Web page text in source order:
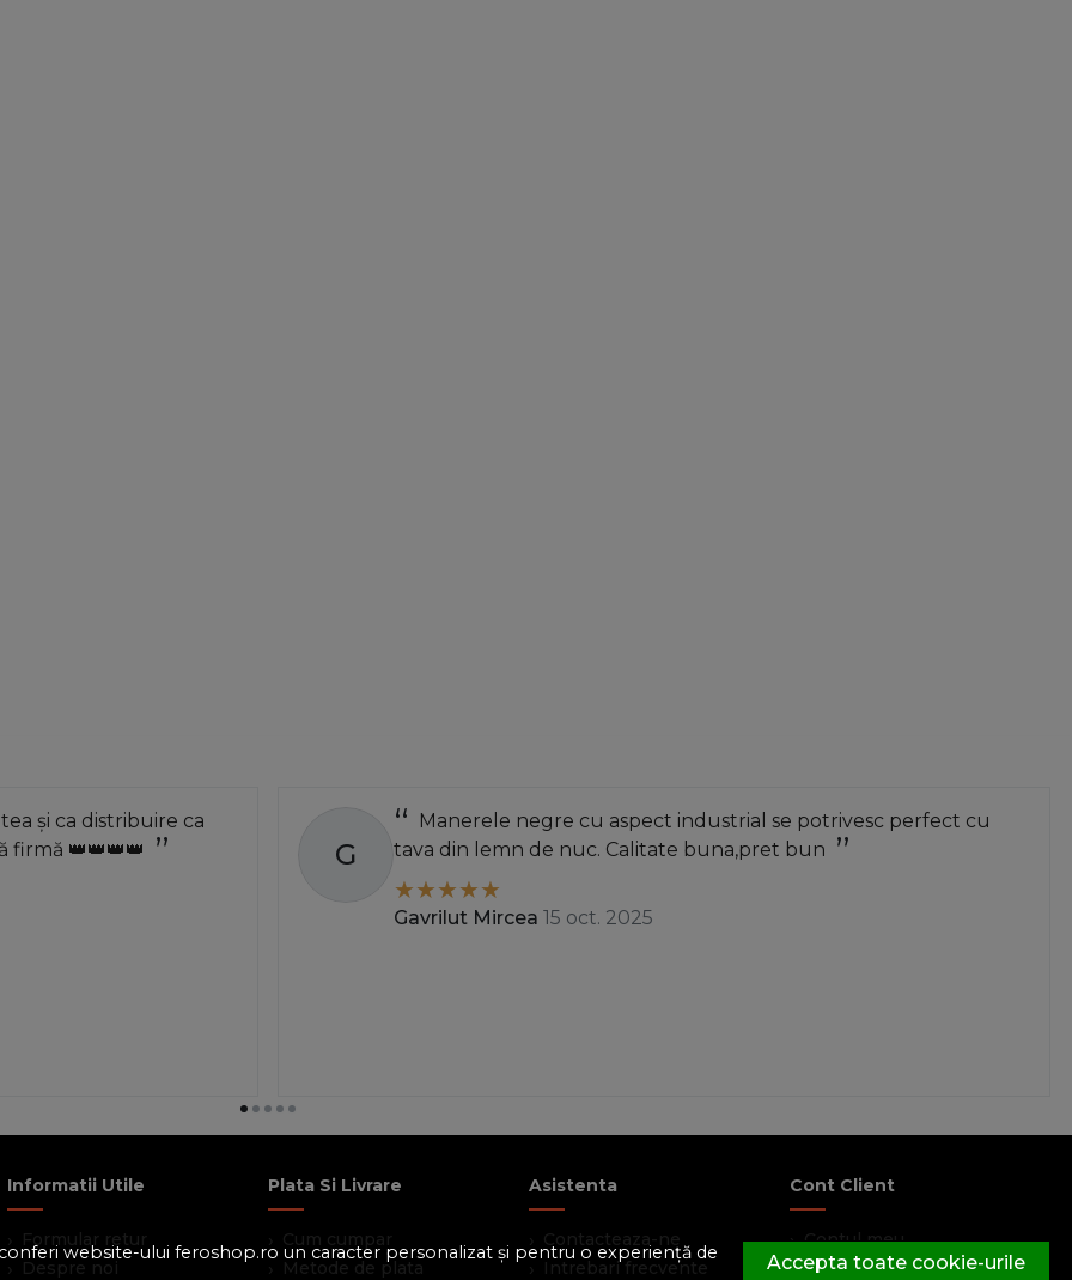
website-ului feroshop.ro un caracter personalizat și pentru o experiență de
Accepta toate cookie-urile
și ca distribuire ca
👑👑👑👑
G
Manerele negre cu aspect industrial se potrivesc perfect cu
tava din lemn de nuc. Calitate buna,pret bun
Gavrilut Mircea 15 oct. 2025
Informatii Utile
Formular retur
Despre noi
Plata Si Livrare
Cum cumpar
Metode de plata
Asistenta
Contacteaza-ne
Intrebari frecvente
Cont Client
Contul meu
Inregistrare